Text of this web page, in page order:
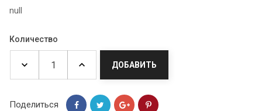
null
Количество
ДОБАВИТЬ
Поделиться